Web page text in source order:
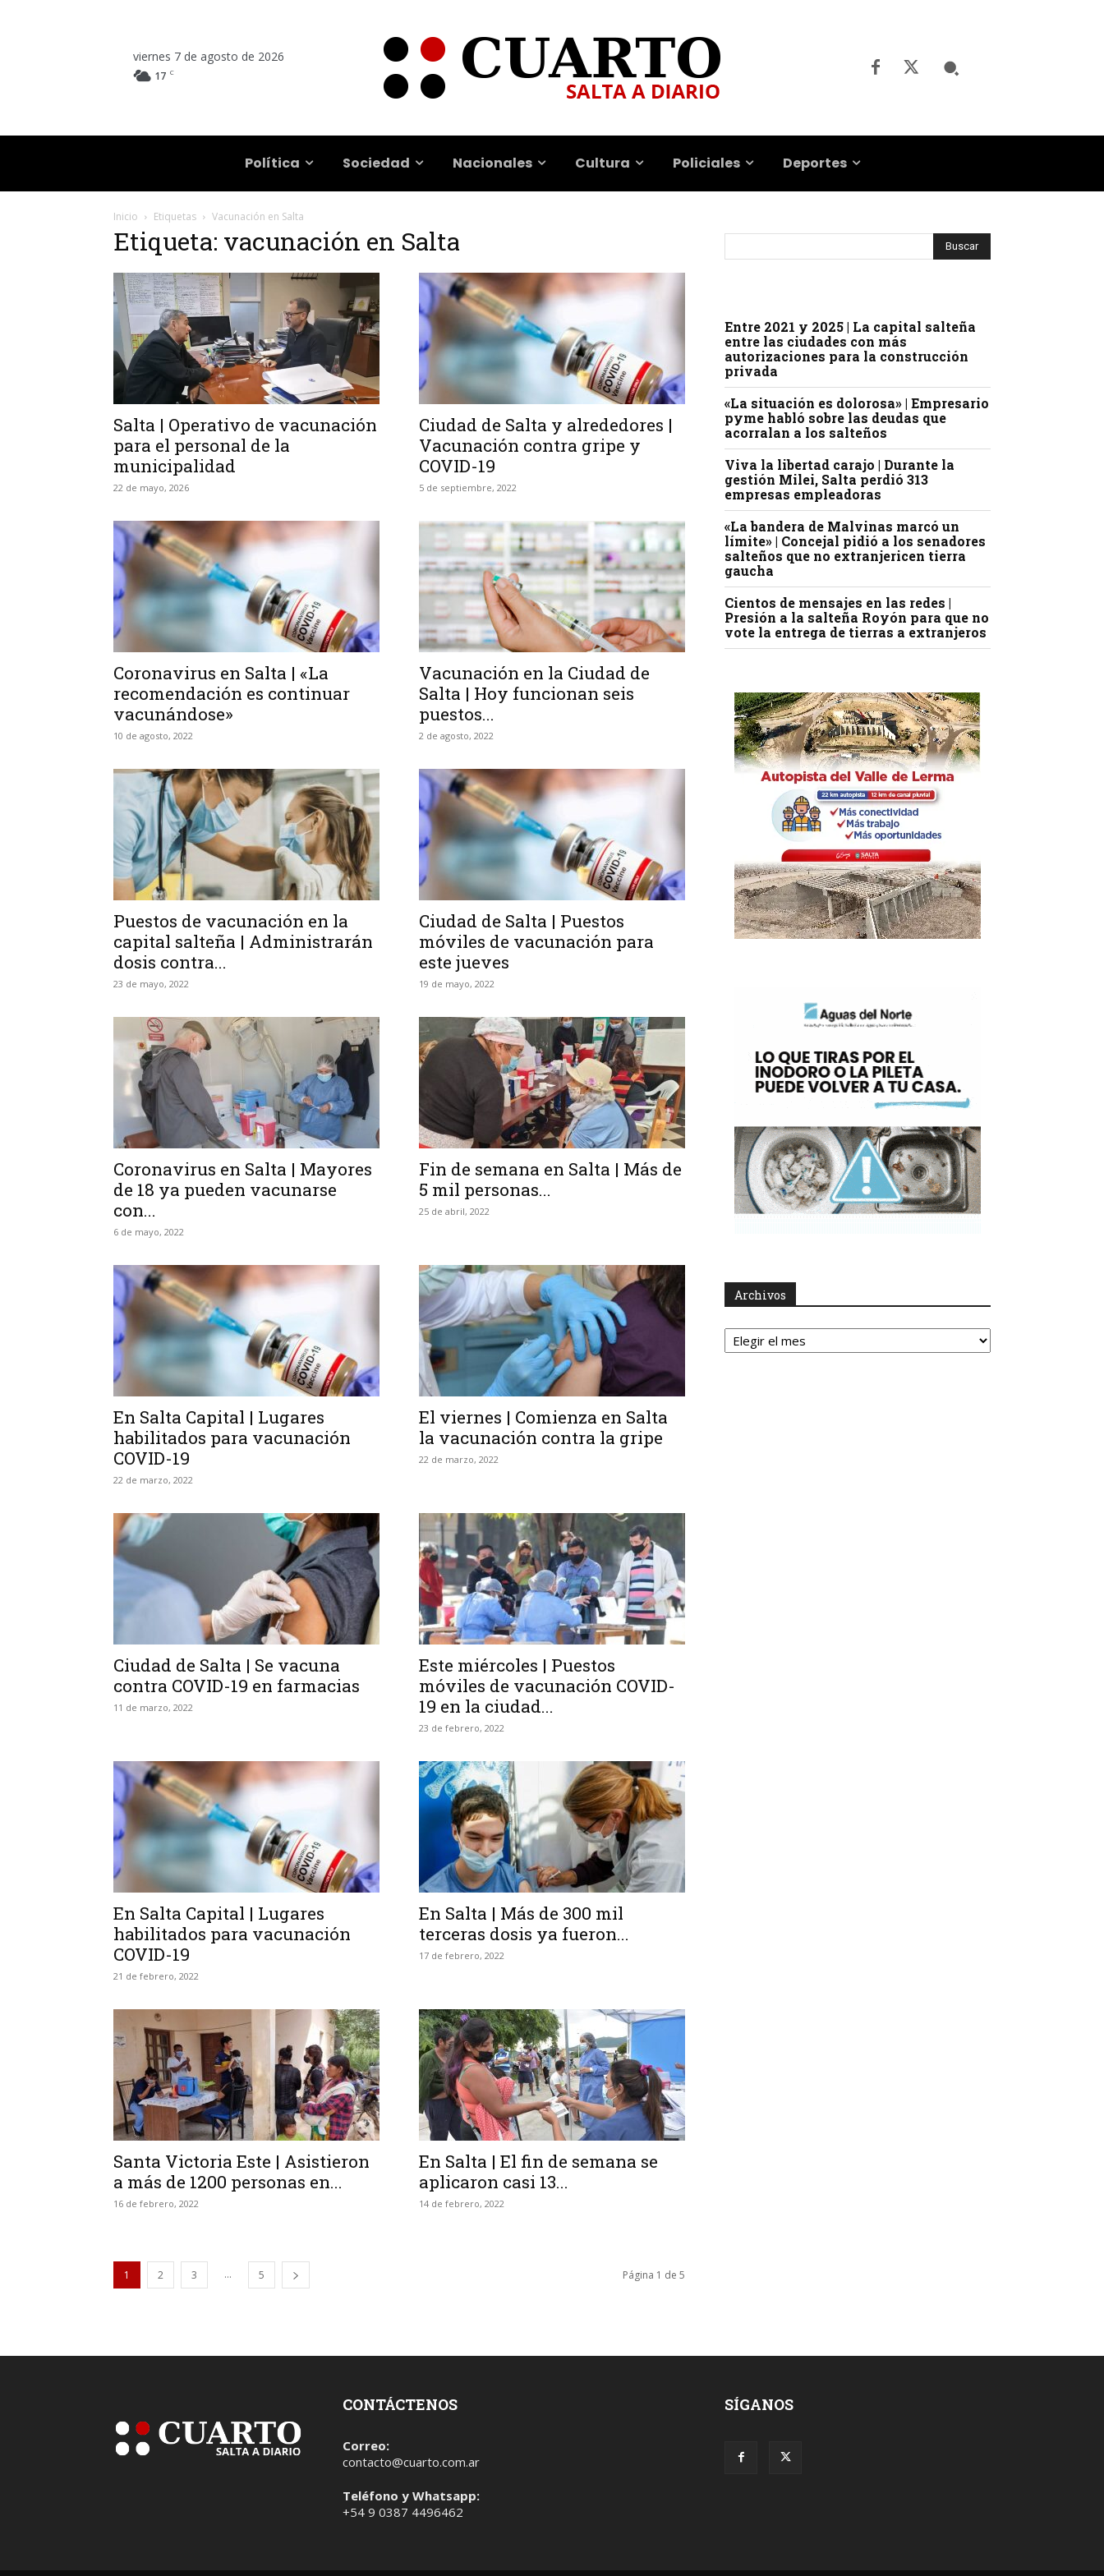
viernes 7 de agosto de 2026
17 C
Política Sociedad Nacionales Cultura Policiales Deportes
Inicio Etiquetas Vacunación en Salta
Etiqueta: vacunación en Salta
Salta | Operativo de vacunación
para el personal de la
municipalidad
22 de mayo, 2026
Ciudad de Salta y alrededores |
Vacunación contra gripe y
COVID-19
5 de septiembre, 2022
Coronavirus en Salta | «La
recomendación es continuar
vacunándose»
10 de agosto, 2022
Vacunación en la Ciudad de
Salta | Hoy funcionan seis
puestos...
2 de agosto, 2022
Puestos de vacunación en la
capital salteña | Administrarán
dosis contra...
23 de mayo, 2022
Ciudad de Salta | Puestos
móviles de vacunación para
este jueves
19 de mayo, 2022
Coronavirus en Salta | Mayores
de 18 ya pueden vacunarse
con...
6 de mayo, 2022
Fin de semana en Salta | Más de
5 mil personas...
25 de abril, 2022
En Salta Capital | Lugares
habilitados para vacunación
COVID-19
22 de marzo, 2022
El viernes | Comienza en Salta
la vacunación contra la gripe
22 de marzo, 2022
Ciudad de Salta | Se vacuna
contra COVID-19 en farmacias
11 de marzo, 2022
Este miércoles | Puestos
móviles de vacunación COVID-
19 en la ciudad...
23 de febrero, 2022
En Salta Capital | Lugares
habilitados para vacunación
COVID-19
21 de febrero, 2022
En Salta | Más de 300 mil
terceras dosis ya fueron...
17 de febrero, 2022
Santa Victoria Este | Asistieron
a más de 1200 personas en...
16 de febrero, 2022
En Salta | El fin de semana se
aplicaron casi 13...
14 de febrero, 2022
1 2 3 ... 5 Página 1 de 5
Entre 2021 y 2025 | La capital salteña
entre las ciudades con más
autorizaciones para la construcción
privada
«La situación es dolorosa» | Empresario
pyme habló sobre las deudas que
acorralan a los salteños
Viva la libertad carajo | Durante la
gestión Milei, Salta perdió 313
empresas empleadoras
«La bandera de Malvinas marcó un
límite» | Concejal pidió a los senadores
salteños que no extranjericen tierra
gaucha
Cientos de mensajes en las redes |
Presión a la salteña Royón para que no
vote la entrega de tierras a extranjeros
Archivos
Archivos
CONTÁCTENOS
Correo:
contacto@cuarto.com.ar
Teléfono y Whatsapp:
+54 9 0387 4496462
SÍGANOS